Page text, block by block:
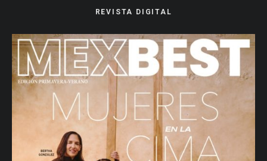
REVISTA DIGITAL